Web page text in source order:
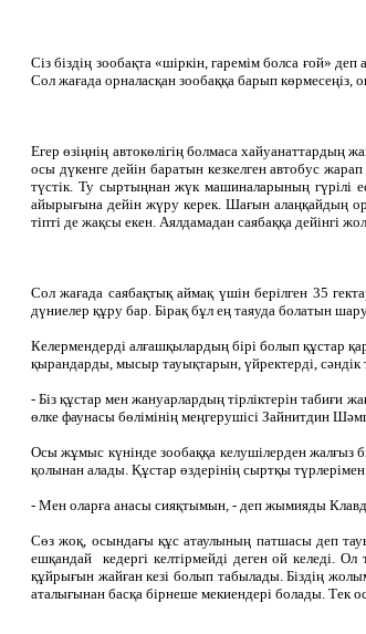
Сіз біздің зообақта «шіркін, гаремім болса ғой»
Сол жағада орналасқан зообаққа барып көрмесеңіз,
Егер өзіңнің автокөлігің болмаса хайуанаттардың
осы дүкенге дейін баратын кезкелген автобус
түстік. Ту сыртыңнан жүк машиналарының гүрілі
айырығына дейін жүру керек. Шағын алаңқайдың
тіпті де жақсы екен. Аялдамадан саябаққа дейінгі
Сол жағада саябақтық аймақ үшін берілген 35
дүниелер құру бар. Бірақ бұл ең таяуда болатын
Келермендерді алғашқылардың бірі болып құстар
қырандарды, мысыр тауықтарын, үйректерді,
- Біз құстар мен жануарлардың тірліктерін табиғи
өлке фаунасы бөлімінің меңгерушісі Зайнитдин
Осы жұмыс күнінде зообаққа келушілерден жалғыз
қолынан алады. Құстар өздерінің сыртқы
- Мен оларға анасы сияқтымын, - деп жымияды
Сөз жоқ, осындағы құс атаулының патшасы деп
ешқандай кедергі келтірмейді деген ой келеді.
құйрығын жайған кезі болып табылады. Біздің
аталығынан басқа бірнеше мекиендері болады. Тек